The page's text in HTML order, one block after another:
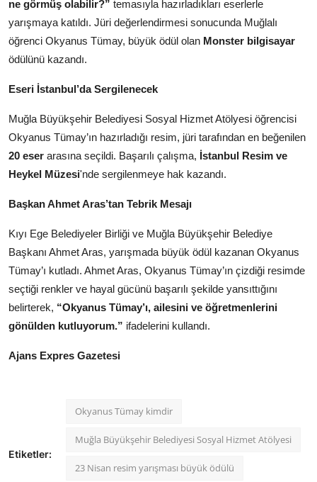
ne görmüş olabilir?” temasıyla hazırladıkları eserlerle
yarışmaya katıldı. Jüri değerlendirmesi sonucunda Muğlalı
öğrenci Okyanus Tümay, büyük ödül olan Monster bilgisayar
ödülünü kazandı.
Eseri İstanbul’da Sergilenecek
Muğla Büyükşehir Belediyesi Sosyal Hizmet Atölyesi öğrencisi
Okyanus Tümay’ın hazırladığı resim, jüri tarafından en beğenilen
20 eser arasına seçildi. Başarılı çalışma, İstanbul Resim ve
Heykel Müzesi'nde sergilenmeye hak kazandı.
Başkan Ahmet Aras’tan Tebrik Mesajı
Kıyı Ege Belediyeler Birliği ve Muğla Büyükşehir Belediye
Başkanı Ahmet Aras, yarışmada büyük ödül kazanan Okyanus
Tümay’ı kutladı. Ahmet Aras, Okyanus Tümay’ın çizdiği resimde
seçtiği renkler ve hayal gücünü başarılı şekilde yansıttığını
belirterek, “Okyanus Tümay’ı, ailesini ve öğretmenlerini
gönülden kutluyorum.” ifadelerini kullandı.
Ajans Expres Gazetesi
Etiketler:
Okyanus Tümay kimdir
Muğla Büyükşehir Belediyesi Sosyal Hizmet Atölyesi
23 Nisan resim yarışması büyük ödülü